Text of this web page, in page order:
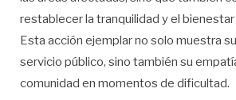
restablecer la tranquilidad y el
Esta acción ejemplar no solo muestra
servicio público, sino también su
comunidad en momentos de dificultad.